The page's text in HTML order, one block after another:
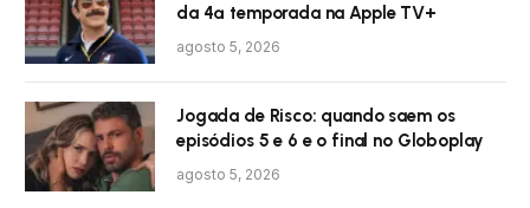
da 4ª temporada na Apple TV+
agosto 5, 2026
Jogada de Risco: quando saem os
episódios 5 e 6 e o final no Globoplay
agosto 5, 2026